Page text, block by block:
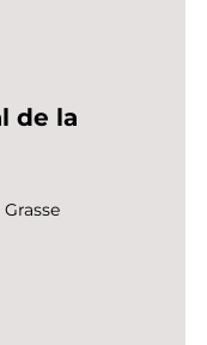
de la